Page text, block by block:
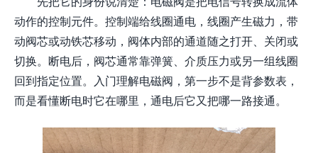
动作的控制元件。控制端给线圈通电，线圈产生磁力，带
动阀芯或动铁芯移动，阀体内部的通道随之打开、关闭或
切换。断电后，阀芯通常靠弹簧、介质压力或另一组线圈
回到指定位置。入门理解电磁阀，第一步不是背参数表，
而是看懂断电时它在哪里，通电后它又把哪一路接通。